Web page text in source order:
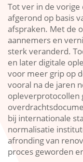
Tot ver in de
afgerond op basis
afspraken.​ Met de
aannemers en
sterk veranderd.​
en later digitale
voor meer grip op
vooral na de jaren
opleverprotocollen
bij internationale
normalisatie
afronding van
proces geworden